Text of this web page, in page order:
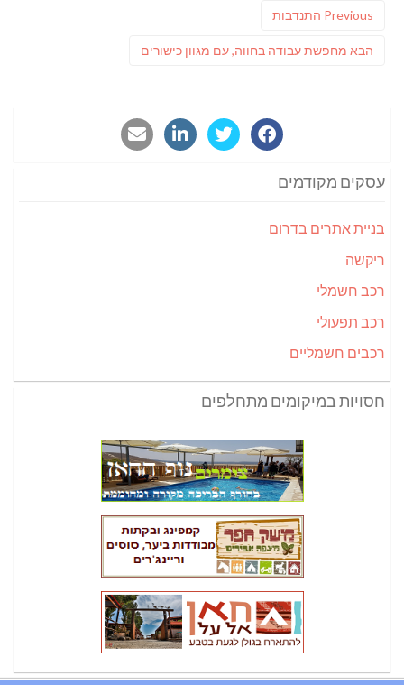
Previous
Previous
התנדבות
הבא פוסט
מחפשת עבודה בחווה, עם מגוון כישורים
עסקים מקודמים
בניית אתרים בדרום
ריקשה
רכב חשמלי
רכב תפעולי
רכבים חשמליים
חסויות במיקומים מתחלפים